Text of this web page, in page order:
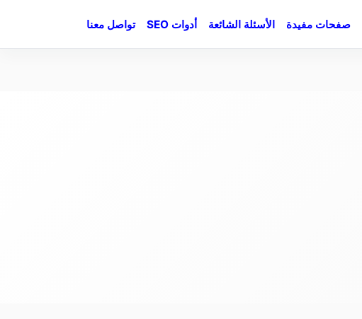
صفحات مفيدة الأسئلة الشائعة أدوات SEO تواصل معنا